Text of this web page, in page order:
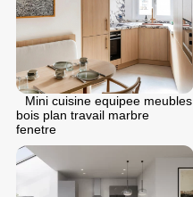
Mini cuisine equipee meubles
bois plan travail marbre
fenetre